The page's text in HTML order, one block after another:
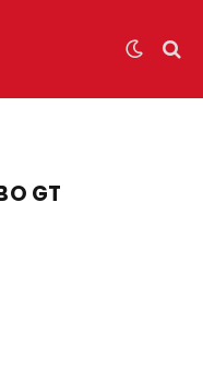
GT